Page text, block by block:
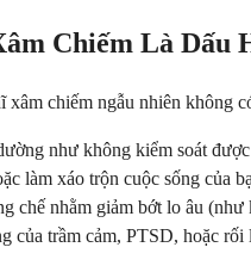
Chiếm Là
chiếm ngẫu nhiên không
như không kiểm soát được
làm xáo trộn cuộc sống của
chế nhằm giảm bớt lo âu
của trầm cảm, PTSD, hoặc rối